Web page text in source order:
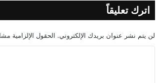
اترك تعليقاً
لن يتم نشر عنوان بريدك الإلكتروني. الحقول الإلزامية